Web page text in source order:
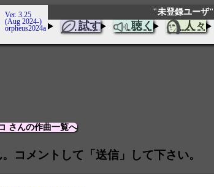
Ver. 3.25
(Aug 2024-)
orpheus2024a
"未登録ユーザ"
試す 聴く 人々
さんの作曲一覧へ
コメントして「送信」して下さい。